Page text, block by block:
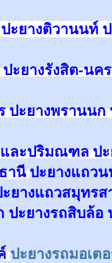
ะยางติวานนท์
ะยางรังสิต-นค
ปะยางพรานนก
และปริมณฑล ป
านีปะยางแถวน
ยางแถวสมุทรส
ปะยางรถสิบล้อ
ปะยางรถมอเต